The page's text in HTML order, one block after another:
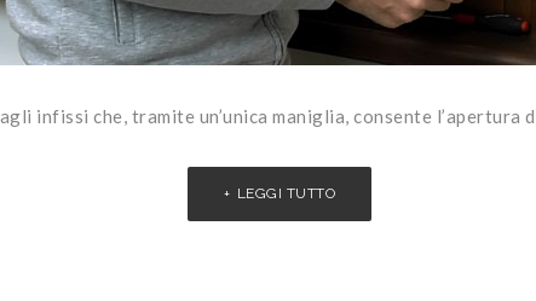
infissi che, tramite un’unica maniglia, consente
LEGGI TUTTO